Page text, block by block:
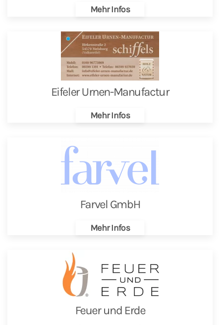
Mehr Infos
Eifeler Urnen-Manufactur
Mehr Infos
Farvel GmbH
Mehr Infos
Feuer und Erde